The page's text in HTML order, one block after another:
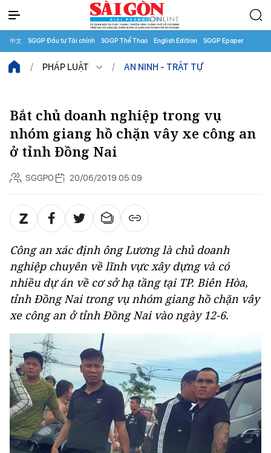
中文 SGGP Đầu tư Tài chính SGGP Thể Thao English Edition SGGP Epaper
PHÁP LUẬT AN NINH - TRẬT TỰ
Bắt chủ doanh nghiệp trong vụ
nhóm giang hồ chặn vây xe công an
ở tỉnh Đồng Nai
SGGPO 20/06/2019 05:09
Công an xác định ông Lương là chủ doanh
nghiệp chuyên về lĩnh vực xây dựng và có
nhiều dự án về cơ sở hạ tầng tại TP. Biên Hòa,
tỉnh Đồng Nai trong vụ nhóm giang hồ chặn vây
xe công an ở tỉnh Đồng Nai vào ngày 12-6.